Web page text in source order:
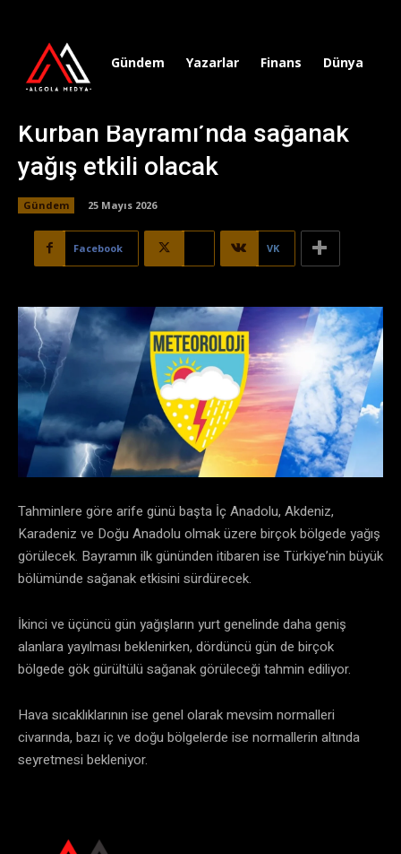
Gündem Yazarlar Finans Dünya
Kurban Bayramı’nda sağanak
yağış etkili olacak
Gündem 25 Mayıs 2026
Facebook VK
Tahminlere göre arife günü başta İç Anadolu, Akdeniz,
Karadeniz ve Doğu Anadolu olmak üzere birçok bölgede yağış
görülecek. Bayramın ilk gününden itibaren ise Türkiye’nin büyük
bölümünde sağanak etkisini sürdürecek.
İkinci ve üçüncü gün yağışların yurt genelinde daha geniş
alanlara yayılması beklenirken, dördüncü gün de birçok
bölgede gök gürültülü sağanak görüleceği tahmin ediliyor.
Hava sıcaklıklarının ise genel olarak mevsim normalleri
civarında, bazı iç ve doğu bölgelerde ise normallerin altında
seyretmesi bekleniyor.